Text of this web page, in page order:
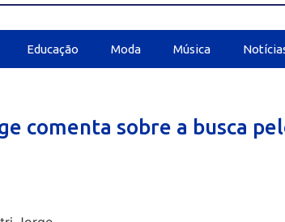
Educação Moda Música
comenta sobre a busca